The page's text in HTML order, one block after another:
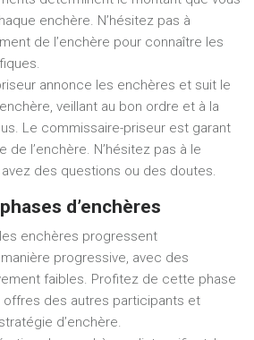
enchère. N’hésitez pas à
de l’enchère pour connaître les
annonce les enchères et suit le
veillant au bon ordre et à la
Le commissaire-priseur est garant
de l’enchère. N’hésitez pas à le
des questions ou des doutes.
d’enchères
enchères progressent
progressive, avec des
faibles. Profitez de cette phase
offres des autres participants et
d’enchère.